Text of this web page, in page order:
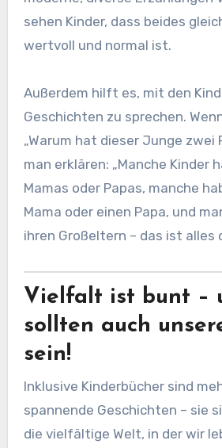
sehen Kinder, dass beides
wertvoll und normal ist.
Außerdem hilft es, mit den
Geschichten zu sprechen.
„Warum hat dieser Junge zwei
man erklären: „Manche Kinder
Mamas oder Papas, manche
Mama oder einen Papa, und
ihren Großeltern – das ist alles
Vielfalt ist bunt –
sollten auch
sein!
Inklusive Kinderbücher sind
spannende Geschichten – sie
die vielfältige Welt, in der wir